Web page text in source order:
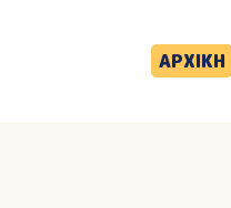
ΑΡΧΙΚΗ